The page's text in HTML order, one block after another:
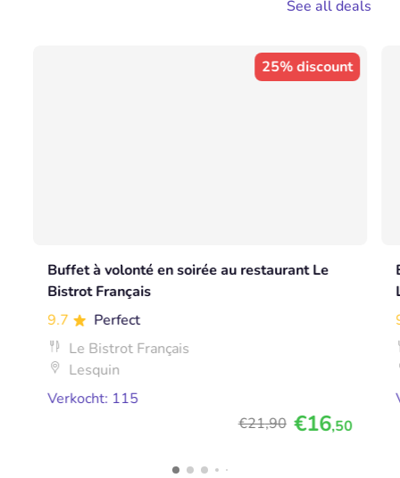
See all deals
25% discount
Buffet à volonté en soirée au restaurant Le
Bistrot Français
9.7
Perfect
Le Bistrot Français
Lesquin
Verkocht: 115
€21,90 €16,50